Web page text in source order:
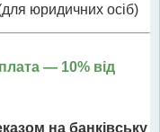
юридичних осіб)
— 10% від
на банківську